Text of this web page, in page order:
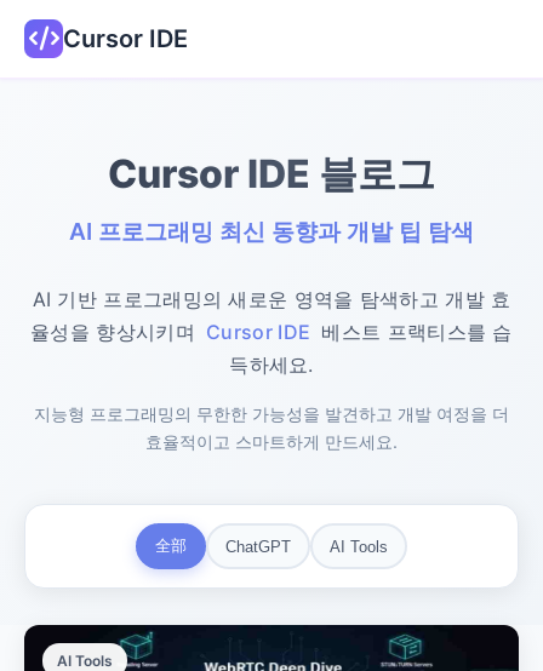
Cursor IDE
Cursor IDE 블로그
AI 프로그래밍 최신 동향과 개발 팁 탐색
AI 기반 프로그래밍의 새로운 영역을 탐색하고 개발 효
율성을 향상시키며 Cursor IDE 베스트 프랙티스를 습
득하세요.
지능형 프로그래밍의 무한한 가능성을 발견하고 개발 여정을 더
효율적이고 스마트하게 만드세요.
全部 ChatGPT AI Tools
AI Tools